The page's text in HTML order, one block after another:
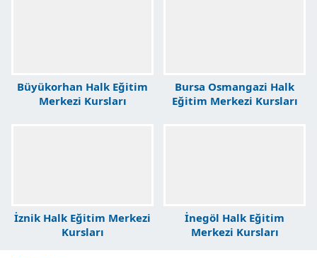
Büyükorhan Halk Eğitim
Merkezi Kursları
Bursa Osmangazi Halk
Eğitim Merkezi Kursları
İznik Halk Eğitim Merkezi
Kursları
İnegöl Halk Eğitim
Merkezi Kursları